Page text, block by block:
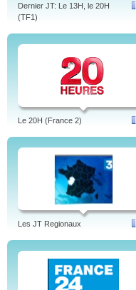
Dernier JT: Le 13H, le 20H
(TF1)
Le 20H (France 2)
Les JT Regionaux